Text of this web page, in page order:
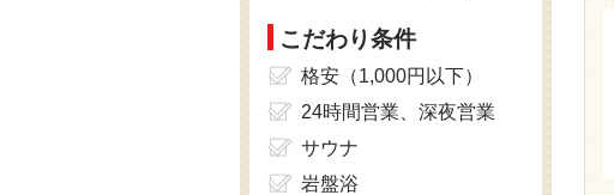
こだわり条件
格安（1,000円以下）
24時間営業、深夜営業
サウナ
岩盤浴